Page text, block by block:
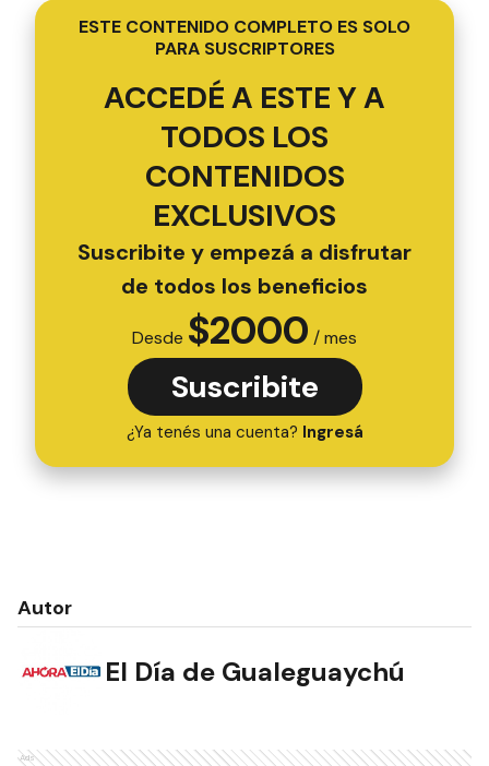
ESTE CONTENIDO COMPLETO ES SOLO
PARA SUSCRIPTORES
ACCEDÉ A ESTE Y A
TODOS LOS
CONTENIDOS
EXCLUSIVOS
Suscribite y empezá a disfrutar
de todos los beneficios
Desde $2000 / mes
Suscribite
¿Ya tenés una cuenta? Ingresá
Autor
El Día de Gualeguaychú
Ads